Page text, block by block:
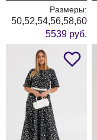
Размеры:
50,52,54,56,58,60
5539 руб.